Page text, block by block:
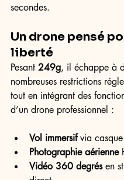
secondes.
Un drone pensé
liberté
Pesant 249g, il échappe à
nombreuses restrictions
tout en intégrant des
d’un drone professionnel :
Vol immersif via casque
Photographie aérienne
Vidéo 360 degrés en